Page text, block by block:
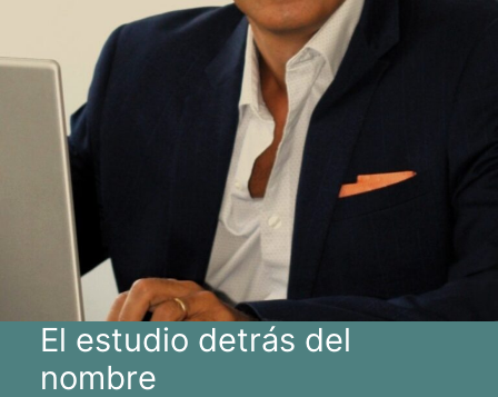
El estudio detrás del
nombre